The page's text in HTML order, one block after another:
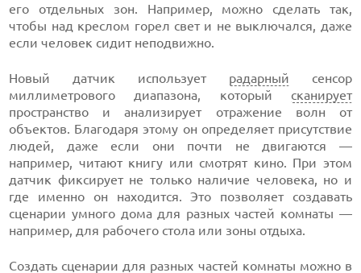
его отдельных зон. Например, можно сделать так,
чтобы над креслом горел свет и не выключался, даже
если человек сидит неподвижно.
Новый датчик использует радарный сенсор
миллиметрового диапазона, который сканирует
пространство и анализирует отражение волн от
объектов. Благодаря этому он определяет присутствие
людей, даже если они почти не двигаются —
например, читают книгу или смотрят кино. При этом
датчик фиксирует не только наличие человека, но и
где именно он находится. Это позволяет создавать
сценарии умного дома для разных частей комнаты —
например, для рабочего стола или зоны отдыха.
Создать сценарии для разных частей комнаты можно в